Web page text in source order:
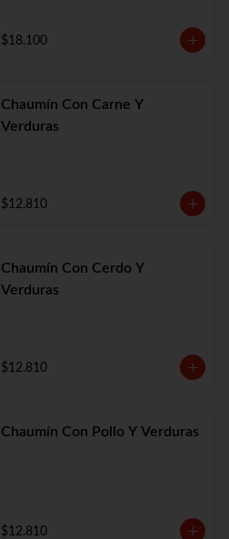
$18.100
Chaumín Con Carne Y
Verduras
$12.810
Chaumín Con Cerdo Y
Verduras
$12.810
Chaumín Con Pollo Y Verduras
$12.810